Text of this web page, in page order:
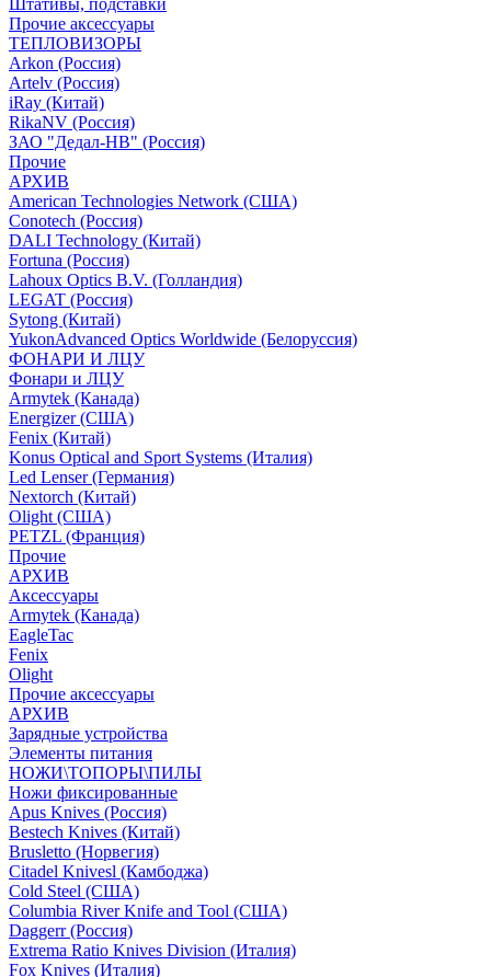
Штативы, подставки
Прочие аксессуары
ТЕПЛОВИЗОРЫ
Arkon (Россия)
Artelv (Россия)
iRay (Китай)
RikaNV (Россия)
ЗАО "Дедал-НВ" (Россия)
Прочие
АРХИВ
American Technologies Network (США)
Conotech (Россия)
DALI Technology (Китай)
Fortuna (Россия)
Lahoux Optics B.V. (Голландия)
LEGAT (Россия)
Sytong (Китай)
YukonAdvanced Optics Worldwide (Белоруссия)
ФОНАРИ И ЛЦУ
Фонари и ЛЦУ
Armytek (Канада)
Energizer (США)
Fenix (Китай)
Konus Optical and Sport Systems (Италия)
Led Lenser (Германия)
Nextorch (Китай)
Olight (США)
PETZL (Франция)
Прочие
АРХИВ
Аксессуары
Armytek (Канада)
EagleTac
Fenix
Olight
Прочие аксессуары
АРХИВ
Зарядные устройства
Элементы питания
НОЖИ\ТОПОРЫ\ПИЛЫ
Ножи фиксированные
Apus Knives (Россия)
Bestech Knives (Китай)
Brusletto (Норвегия)
Citadel Knivesl (Камбоджа)
Cold Steel (США)
Columbia River Knife and Tool (США)
Daggerr (Россия)
Extrema Ratio Knives Division (Италия)
Fox Knives (Италия)